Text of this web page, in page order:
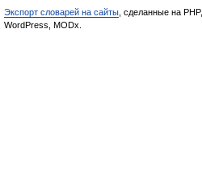
Экспорт словарей на сайты , сделанные на PHP,
WordPress, MODx.